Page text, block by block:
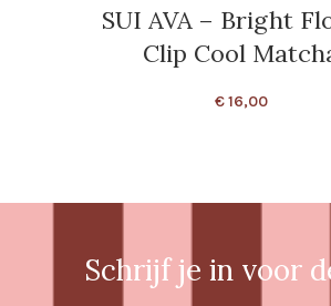
SUI AVA – Bright
Clip Cool
€16,00
Schrijf je in voor